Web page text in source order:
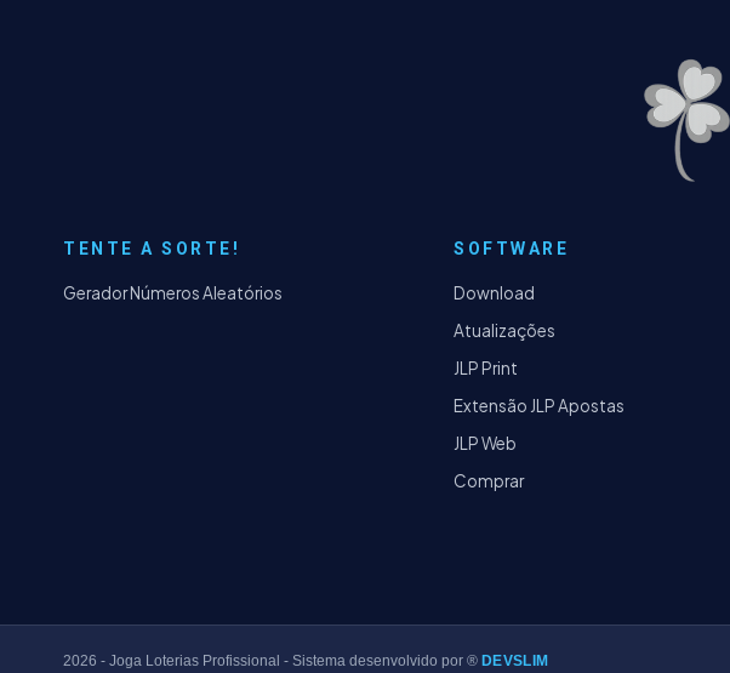
TENTE A SORTE!
Gerador Números Aleatórios
SOFTWARE
Download
Atualizações
JLP Print
Extensão JLP Apostas
JLP Web
Comprar
2026 - Joga Loterias Profissional - Sistema desenvolvido por ® DEVSLIM